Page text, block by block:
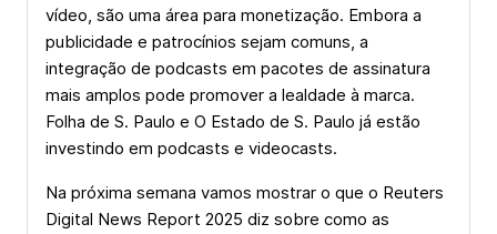
vídeo, são uma área para monetização. Embora a
publicidade e patrocínios sejam comuns, a
integração de podcasts em pacotes de assinatura
mais amplos pode promover a lealdade à marca.
Folha de S. Paulo e O Estado de S. Paulo já estão
investindo em podcasts e videocasts.
Na próxima semana vamos mostrar o que o Reuters
Digital News Report 2025 diz sobre como as